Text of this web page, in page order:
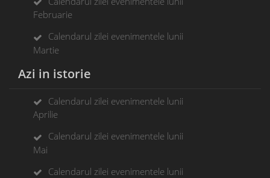
Februarie
Calendarul zilei evenimentele lunii
Martie
Azi in istorie
Calendarul zilei evenimentele lunii
Aprilie
Calendarul zilei evenimentele lunii
Mai
Calendarul zilei evenimentele lunii